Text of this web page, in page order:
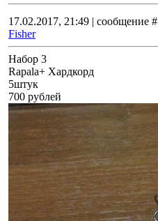
17.02.2017, 21:49 | сообщение #
Fisher
Набор 3
Rapala+ Хардкорд
5штук
700 рублей